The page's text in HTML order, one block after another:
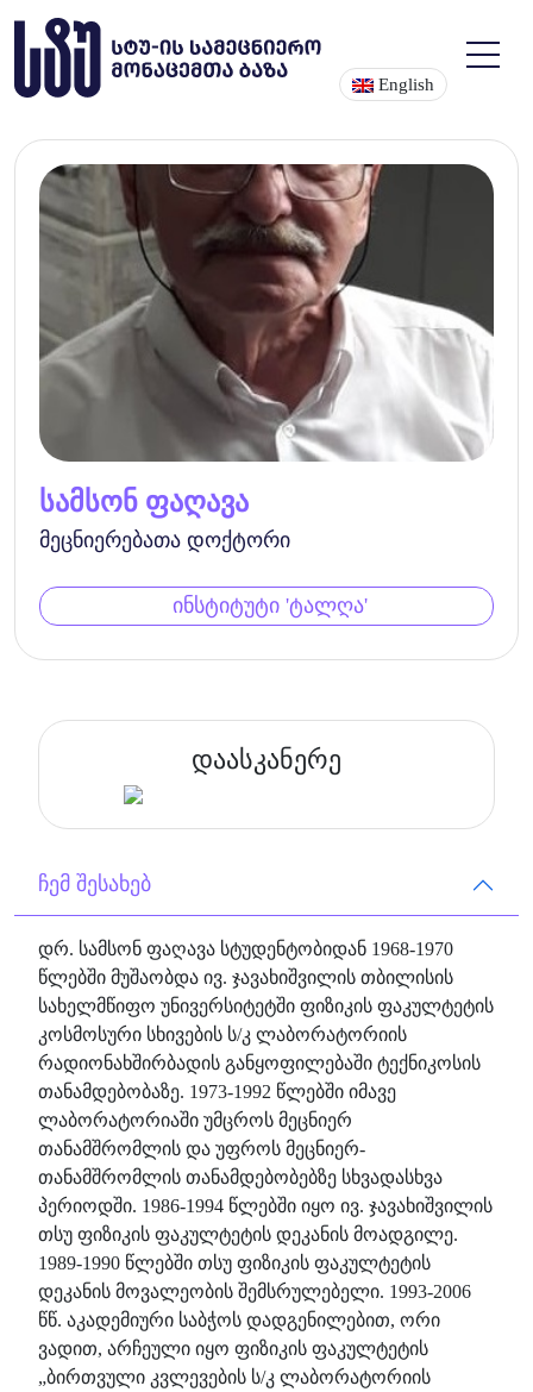
English
სამსონ ფაღავა
მეცნიერებათა დოქტორი
ინსტიტუტი 'ტალღა'
დაასკანერე
ჩემ შესახებ
დრ. სამსონ ფაღავა სტუდენტობიდან 1968-1970
წლებში მუშაობდა ივ. ჯავახიშვილის თბილისის
სახელმწიფო უნივერსიტეტში ფიზიკის ფაკულტეტის
კოსმოსური სხივების ს/კ ლაბორატორიის
რადიონახშირბადის განყოფილებაში ტექნიკოსის
თანამდებობაზე. 1973-1992 წლებში იმავე
ლაბორატორიაში უმცროს მეცნიერ
თანამშრომლის და უფროს მეცნიერ-
თანამშრომლის თანამდებობებზე სხვადასხვა
პერიოდში. 1986-1994 წლებში იყო ივ. ჯავახიშვილის
თსუ ფიზიკის ფაკულტეტის დეკანის მოადგილე.
1989-1990 წლებში თსუ ფიზიკის ფაკულტეტის
დეკანის მოვალეობის შემსრულებელი. 1993-2006
წწ. აკადემიური საბჭოს დადგენილებით, ორი
ვადით, არჩეული იყო ფიზიკის ფაკულტეტის
„ბირთვული კვლევების ს/კ ლაბორატორიის